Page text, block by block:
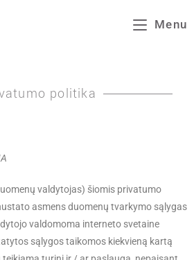
Menu
politika
valdytojas) šiomis privatumo
asmens duomenų tvarkymo sąlygas
valdomoma interneto svetaine
sąlygos taikomos kiekvieną kartą